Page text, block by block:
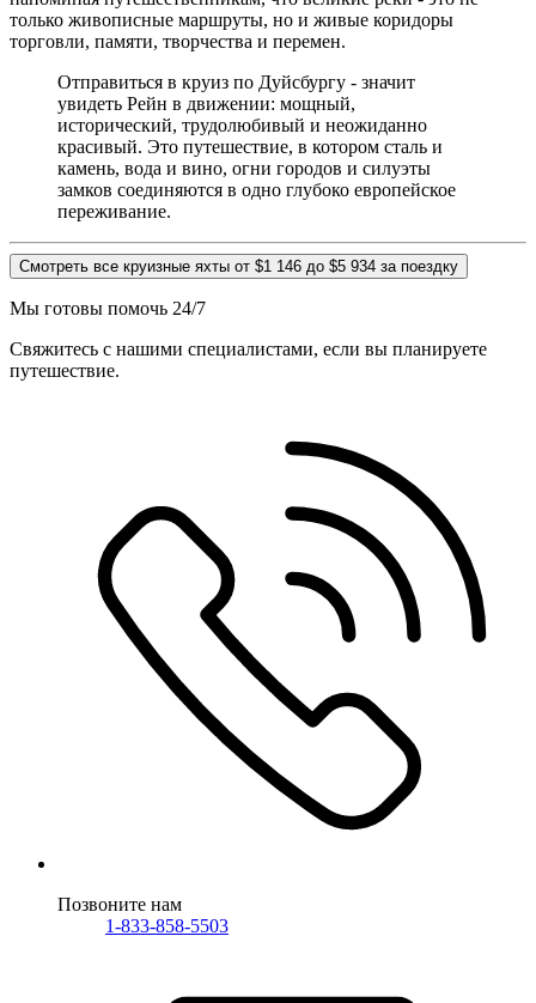
только живописные маршруты, но и живые коридоры
торговли, памяти, творчества и перемен.
Отправиться в круиз по Дуйсбургу - значит
увидеть Рейн в движении: мощный,
исторический, трудолюбивый и неожиданно
красивый. Это путешествие, в котором сталь и
камень, вода и вино, огни городов и силуэты
замков соединяются в одно глубоко европейское
переживание.
Смотреть все круизные яхты от $1 146 до $5 934 за поездку
Мы готовы помочь 24/7
Свяжитесь с нашими специалистами, если вы планируете
путешествие.
Позвоните нам
1-833-858-5503